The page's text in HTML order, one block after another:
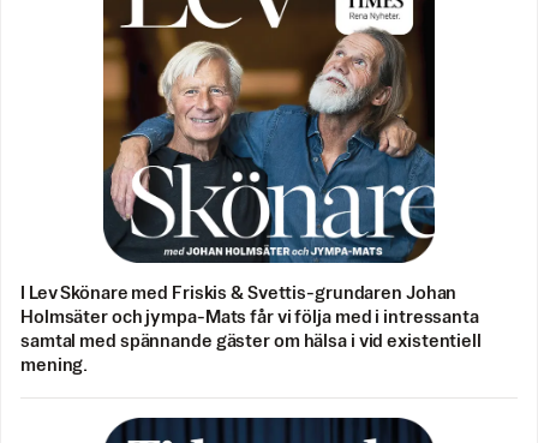
I Lev Skönare med Friskis & Svettis-grundaren Johan
Holmsäter och jympa-Mats får vi följa med i intressanta
samtal med spännande gäster om hälsa i vid existentiell
mening.